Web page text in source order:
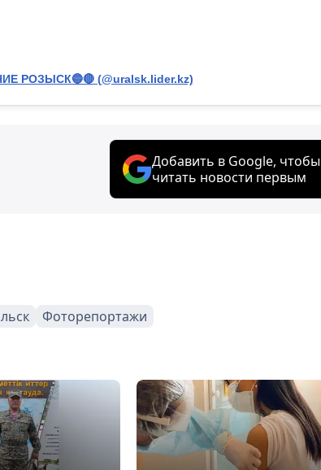
РОЗЫСК🔵🔴 (@uralsk.lider.kz)
Добавить в Google, чтобы
читать новости первым
Фоторепортажи